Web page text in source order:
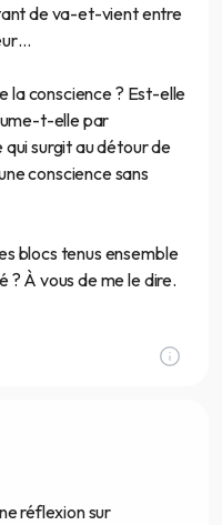
de va-et-vient entre
la conscience ? Est-elle
t-elle par
surgit au détour de
conscience sans
blocs tenus ensemble
? À vous de me le dire.
réflexion sur